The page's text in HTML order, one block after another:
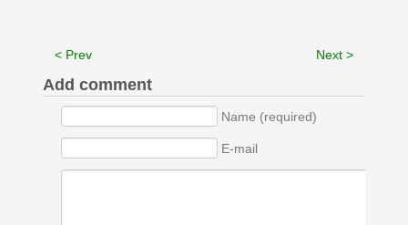
< Prev Next >
Add comment
Name (required)
E-mail